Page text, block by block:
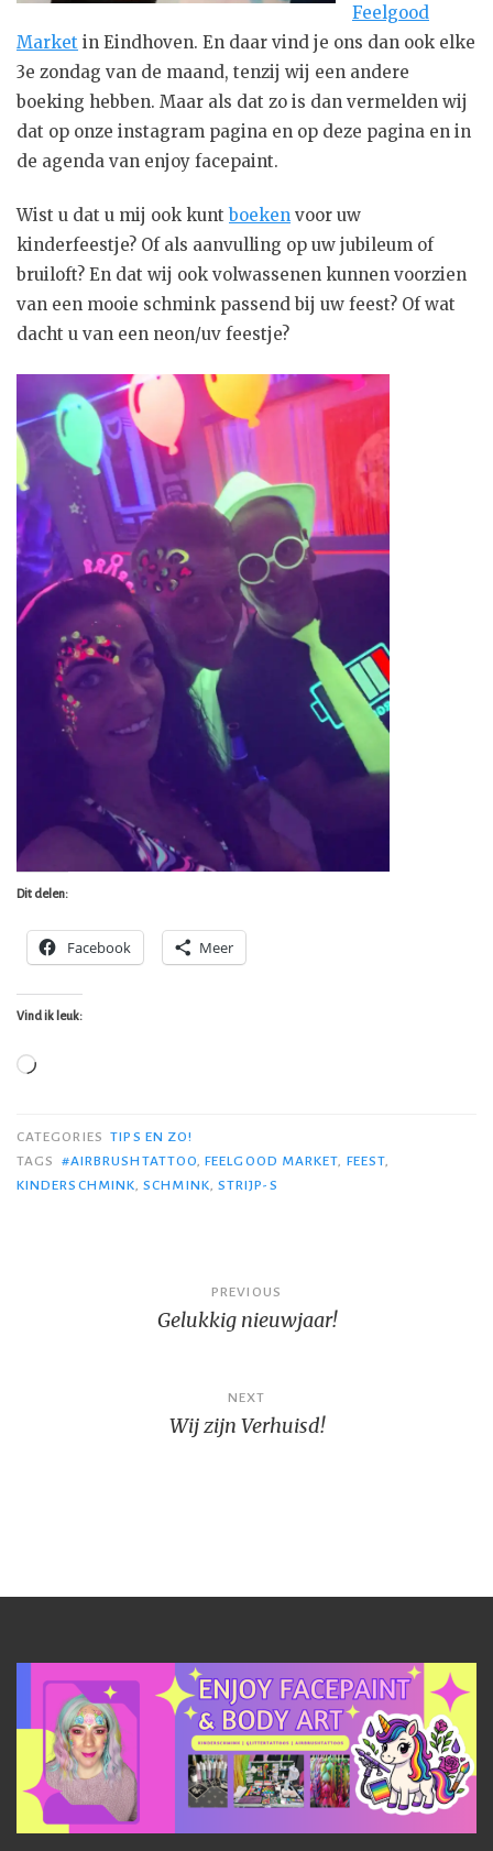
Feelgood
Market in Eindhoven. En daar vind je ons dan ook elke
3e zondag van de maand, tenzij wij een andere
boeking hebben. Maar als dat zo is dan vermelden wij
dat op onze instagram pagina en op deze pagina en in
de agenda van enjoy facepaint.
Wist u dat u mij ook kuntboeken voor uw
kinderfeestje? Of als aanvulling op uw jubileum of
bruiloft? En dat wij ook volwassenen kunnen voorzien
van een mooie schmink passend bij uw feest? Of wat
dacht u van een neon/uv feestje?
Dit delen:
Facebook Meer
Vind ik leuk:
Aan
CATEGORIES TIPS EN ZO!
TAGS
#AIRBRUSHTATTOO ,FEELGOOD MARKET FEEST,
KINDERSCHMINK ,SCHMINK STRIJP-S
PREVIOUS
Gelukkig nieuwjaar!
NEXT
Wij zijn Verhuisd!